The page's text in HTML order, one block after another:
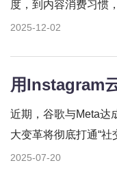
度，到内容消费习惯
2025-12-02
用Instagram
近期，谷歌与Meta达
大变革将彻底打通“社
2025-07-20